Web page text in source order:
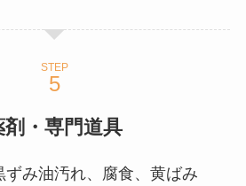
STEP
剤・専門道具
ずみ油汚れ、腐食、黄ばみ